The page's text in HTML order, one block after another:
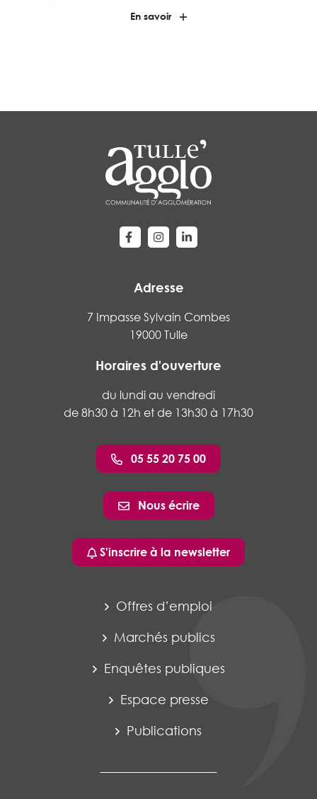
En savoir
Lien vers le compte Facebook
Lien vers le compte Instagram
Lien vers le compte
Adresse
7 Impasse Sylvain Combes
19000 Tulle
Horaires d'ouverture
du lundi au vendredi
de 8h30 à 12h et de 13h30 à 17h30
05 55 20 75 00
Nous écrire
S'inscrire à la newsletter
Offres d’emploi
Marchés publics
Enquêtes publiques
Espace presse
Publications